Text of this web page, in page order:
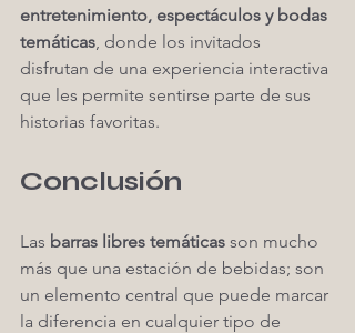
entretenimiento, espectáculos y bodas
temáticas, donde los invitados
disfrutan de una experiencia interactiva
que les permite sentirse parte de sus
historias favoritas.
Conclusión
Las barras libres temáticas son mucho
más que una estación de bebidas; son
un elemento central que puede marcar
la diferencia en cualquier tipo de